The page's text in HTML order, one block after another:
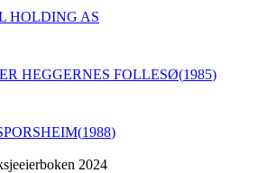
HOLDING AS
HEGGERNES FOLLESØ(1985)
(1988)
2024